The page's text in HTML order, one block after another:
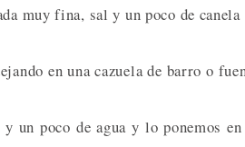
muy fina, sal y un poco de canela
en una cazuela de barro o
un poco de agua y lo ponemos